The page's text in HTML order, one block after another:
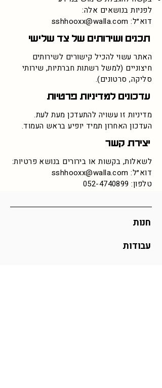
לפניות בנושאים אלה:
דוא״ל: sshhooxx@walla.com
תכנים ושירותים של צד שלישי
האתר עשוי להכיל קישורים לשירותים
חיצוניים (למשל רשתות חברתיות, שירותי
סליקה, סרטונים).
עדכונים למדיניות פרטיות
מדיניות זו עשויה להתעדכן מעת לעת.
העדכון האחרון תמיד יופיע בראש העמוד.
יצירת קשר
לשאלות, בקשות או בירורים בנושא פרטיות:
דוא״ל: sshhooxx@walla.com
טלפון: 052-4740899
חנות
עבודות